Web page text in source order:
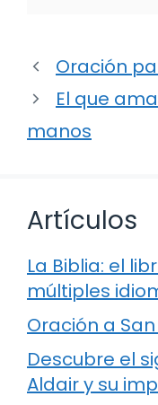
Oración
El que
manos
Artículos
La Biblia: el
múltiples
Oración a
Descubre el
Aldair y su